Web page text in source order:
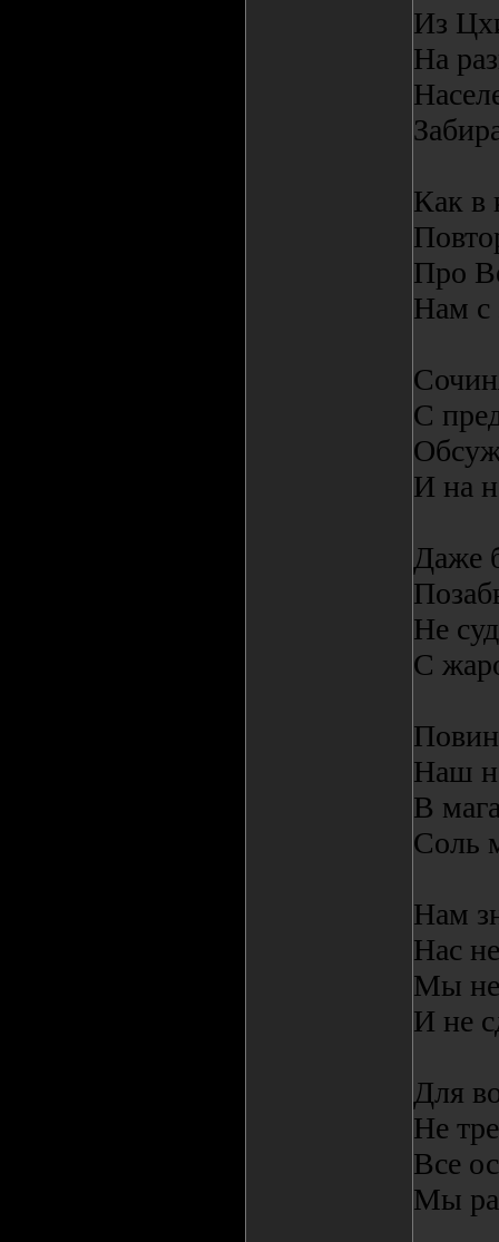
Из
На
Как в
Про
Нам с
С
И на
Даже
Не
С
Наш
В
Соль
Нам
Нас
Мы не
И не
Для
Не
Все
Мы